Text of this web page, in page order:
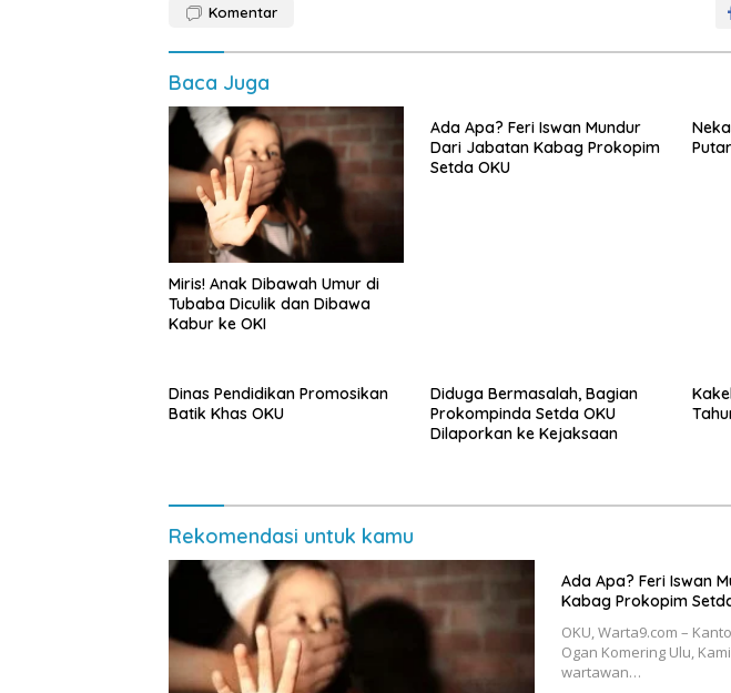
Komentar
Baca Juga
Miris! Anak Dibawah Umur di
Tubaba Diculik dan Dibawa
Kabur ke OKI
Ada Apa? Feri Iswan Mundur
Dari Jabatan Kabag Prokopim
Setda OKU
Dinas Pendidikan Promosikan
Batik Khas OKU
Diduga Bermasalah, Bagian
Prokompinda Setda OKU
Dilaporkan ke Kejaksaan
Rekomendasi untuk kamu
Ada Apa? Feri Iswan
Kabag Prokopim
OKU, Warta9.com –
Ogan Komering Ulu,
wartawan…